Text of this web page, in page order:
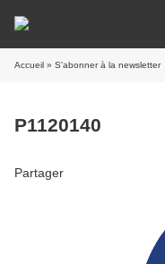
Accueil » S'abonner à la newsletter
P1120140
Partager